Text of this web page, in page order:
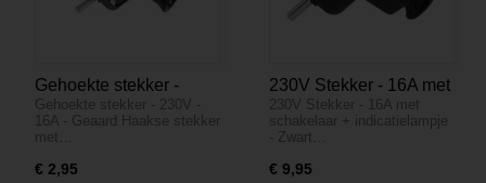
Gehoekte stekker -
230V - 16A - Geaard
Gehoekte stekker - 230V -
16A - Geaard Haakse stekker
met…
€ 2,95
230V Stekker - 16A met
schakelaar +
indicatielampje - Zwart
230V Stekker - 16A met
schakelaar + indicatielampje
- Zwart…
€ 9,95